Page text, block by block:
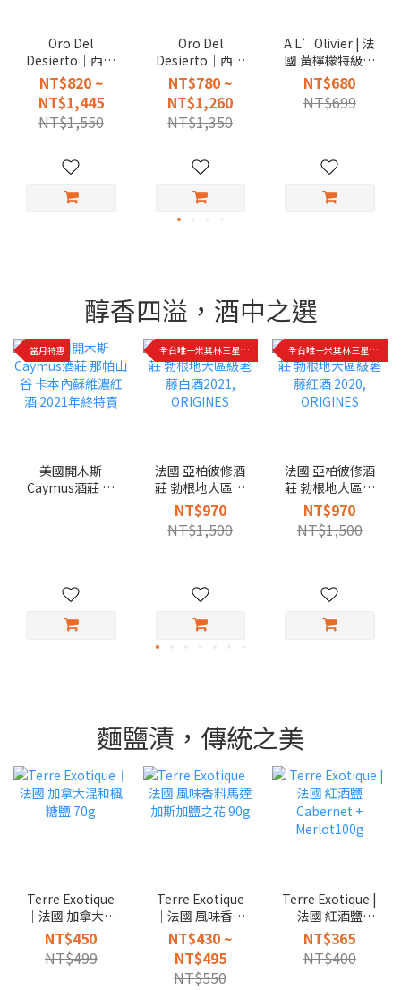
Oro Del
Desierto｜西班
牙 歐若 單一品種
冷壓特級初榨橄
欖油
NT$820 ~
NT$1,445
NT$1,550
Oro Del
Desierto｜西班
牙 歐若 世界冠軍
特級初榨冷壓橄
欖油
NT$780 ~
NT$1,260
NT$1,350
A L’Olivier | 法
國 黃檸檬特級初
榨橄欖油 調和油
250ml
NT$680
NT$699
醇香四溢，酒中之選
當月特惠
美國開木斯
Caymus酒莊 那
全台唯一米其林三星餐廳指定用酒
法國 亞柏彼修酒
莊 勃根地大區級
荖藤白酒2021,
ORIGINES
NT$970
NT$1,500
全台唯一米其林三星餐廳指定用酒
法國 亞柏彼修酒
莊 勃根地大區級
荖藤紅酒 2020,
ORIGINES
NT$970
NT$1,500
麵鹽漬，傳統之美
Terre Exotique
｜法國 加拿大混
和楓糖鹽 70g
NT$450
NT$499
Terre Exotique
｜法國 風味香料
馬達加斯加鹽之
花 90g
NT$430 ~
NT$495
NT$550
Terre Exotique |
法國 紅酒鹽
Cabernet +
Merlot100g
NT$365
NT$400